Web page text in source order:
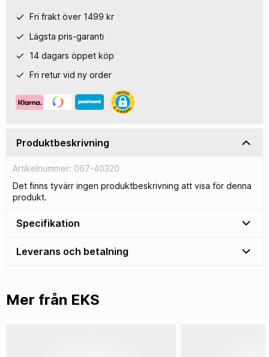
Fri frakt över 1499 kr
Lägsta pris-garanti
14 dagars öppet köp
Fri retur vid ny order
Produktbeskrivning
Artikelnummer: 067-40320
Det finns tyvärr ingen produktbeskrivning att visa för denna
produkt.
Specifikation
Leverans och betalning
Mer från EKS